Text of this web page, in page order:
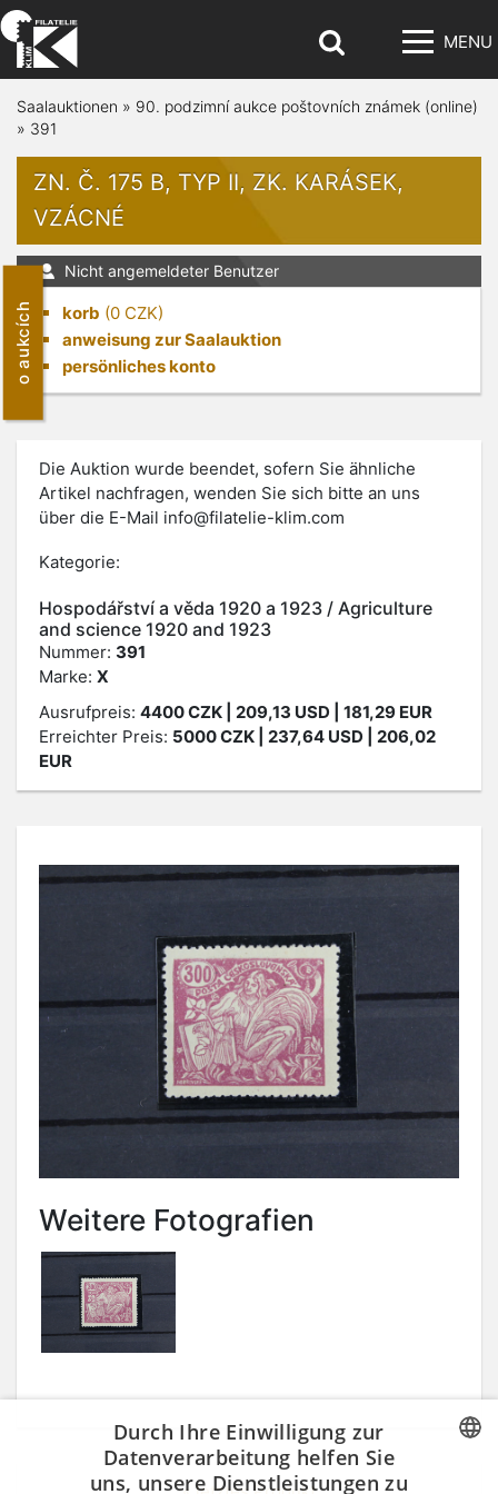
MENU
o aukcích
Saalauktionen » 90. podzimní aukce poštovních známek (online)
» 391
ZN. Č. 175 B, TYP II, ZK. KARÁSEK,
VZÁCNÉ
Nicht angemeldeter Benutzer
korb (0 CZK)
anweisung zur Saalauktion
persönliches konto
Die Auktion wurde beendet, sofern Sie ähnliche
Artikel nachfragen, wenden Sie sich bitte an uns
über die E-Mail info@filatelie-klim.com
Kategorie:
Hospodářství a věda 1920 a 1923 / Agriculture
and science 1920 and 1923
Nummer: 391
Marke: X
Ausrufpreis: 4400CZK | 209,13 USD | 181,29 EUR
Erreichter Preis: 5000CZK | 237,64 USD | 206,02
EUR
Weitere Fotografien
Durch Ihre Einwilligung zur
Datenverarbeitung helfen Sie
uns, unsere Dienstleistungen zu